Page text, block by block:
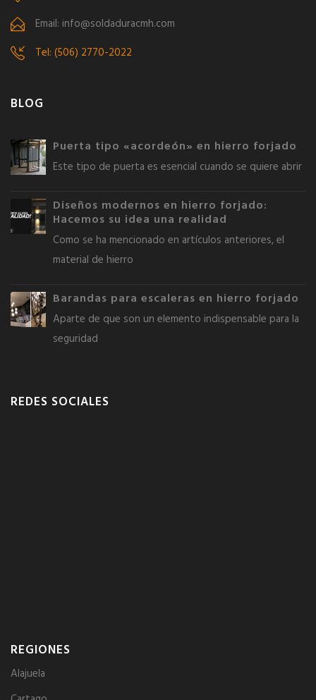
Email: info@soldaduracmh.com
Tel: (506) 2770-2022
BLOG
Puerta tipo «acordeón» en hierro forjado
Este tipo de puerta es esencial cuando se quiere abrir
Diseños modernos en hierro forjado:
Hacemos su idea una realidad
Como se ha mencionado en artículos anteriores, el
material de hierro
Barandas para escaleras en hierro forjado
Aparte de que son un elemento indispensable para la
seguridad
REDES SOCIALES
REGIONES
Alajuela